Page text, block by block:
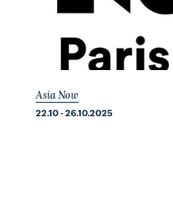
Asia Now
22.10 - 26.10.2025